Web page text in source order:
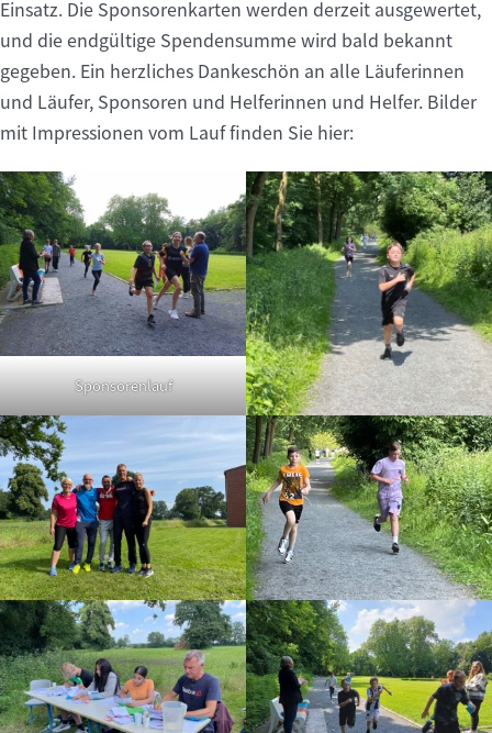
Einsatz. Die Sponsorenkarten werden derzeit ausgewertet,
und die endgültige Spendensumme wird bald bekannt
gegeben. Ein herzliches Dankeschön an alle Läuferinnen
und Läufer, Sponsoren und Helferinnen und Helfer. Bilder
mit Impressionen vom Lauf finden Sie hier:
Sponsorenlauf